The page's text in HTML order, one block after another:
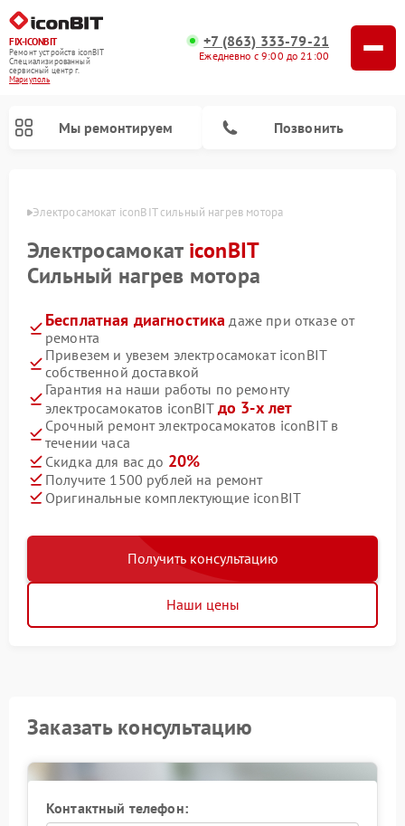
FIX-ICONBIT
Ремонт устройств iconBIT
Специализированный
cервисный центр г.
Мариуполь
+7 (863) 333-79-21
Ежедневно с 9:00 до 21:00
Мы ремонтируем Позвонить
Электросамокат iconBIT сильный нагрев мотора
Электросамокат iconBIT
Сильный нагрев мотора
Бесплатная диагностика даже при отказе от
ремонта
Привезем и увезем электросамокат iconBIT
собственной доставкой
Гарантия на наши работы по ремонту
электросамокатов iconBIT до 3-х лет
Срочный ремонт электросамокатов iconBIT в
течении часа
Скидка для вас до 20%
Получите 1500 рублей на ремонт
Оригинальные комплектующие iconBIT
Получить консультацию
Наши цены
Заказать консультацию
Контактный телефон: